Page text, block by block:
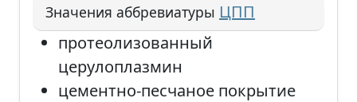
Значения аббревиатуры ЦПП
протеолизованный
церулоплазмин
цементно-песчаное покрытие